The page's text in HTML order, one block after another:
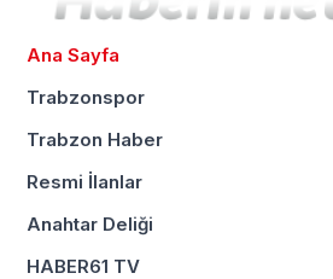
Ana Sayfa
Trabzonspor
Trabzon Haber
Resmi İlanlar
Anahtar Deliği
HABER61 TV